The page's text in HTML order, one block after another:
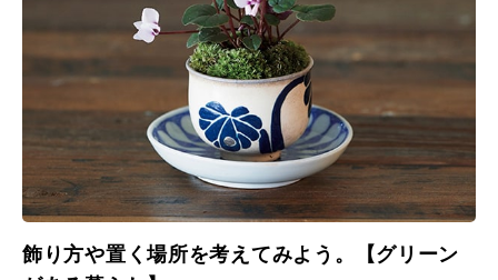
飾り方や置く場所を考えてみよう。【グリーン